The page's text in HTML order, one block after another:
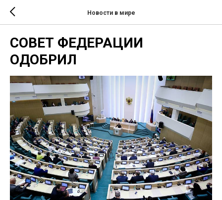
Новости в мире
СОВЕТ ФЕДЕРАЦИИ
ОДОБРИЛ